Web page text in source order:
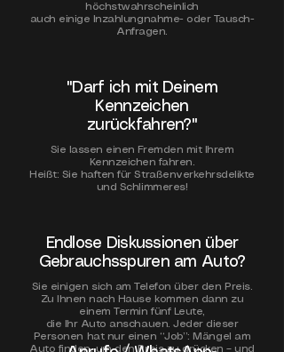
höchstwahrscheinlich
auch einige Inzahlungnahme- oder Tausch-
Anfragen.
​"Darf ich mit Deinem
Kennzeichen
zurückfahren?"
Sie lassen einen Fremden mit Ihrem
Kennzeichen fahren.
Heißt: Sie haften für Straßenverkehrsdelikte
und Schlimmeres!
​Endlose Diskussionen über
Gebrauchsspuren am Auto?
Sie einigen sich am Telefon über den Preis.
Zu Ihnen nach Hause kommen dann zu
einem Termin fünf Leute,
die Ihr Auto anschauen. Jeder dieser
Personen hat nur einen “Job”: Mängel am
Auto finden, um den Preis zu drücken – und